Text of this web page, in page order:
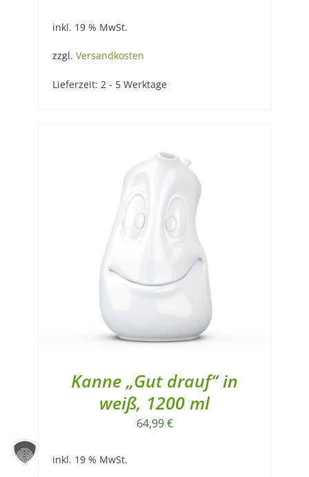
inkl. 19 % MwSt.
zzgl. Versandkosten
Lieferzeit: 2 - 5 Werktage
Kanne „Gut drauf“ in
weiß, 1200 ml
64,99€
inkl. 19 % MwSt.